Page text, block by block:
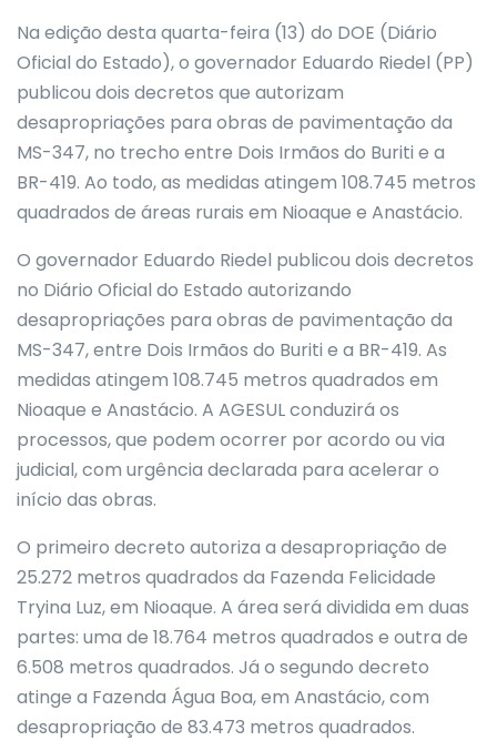
Na edição desta quarta-feira (13) do DOE (Diário
Oficial do Estado), o governador Eduardo Riedel (PP)
publicou dois decretos que autorizam
desapropriações para obras de pavimentação da
MS-347, no trecho entre Dois Irmãos do Buriti e a
BR-419. Ao todo, as medidas atingem 108.745 metros
quadrados de áreas rurais em Nioaque e Anastácio.
O governador Eduardo Riedel publicou dois decretos
no Diário Oficial do Estado autorizando
desapropriações para obras de pavimentação da
MS-347, entre Dois Irmãos do Buriti e a BR-419. As
medidas atingem 108.745 metros quadrados em
Nioaque e Anastácio. A AGESUL conduzirá os
processos, que podem ocorrer por acordo ou via
judicial, com urgência declarada para acelerar o
início das obras.
O primeiro decreto autoriza a desapropriação de
25.272 metros quadrados da Fazenda Felicidade
Tryina Luz, em Nioaque. A área será dividida em duas
partes: uma de 18.764 metros quadrados e outra de
6.508 metros quadrados. Já o segundo decreto
atinge a Fazenda Água Boa, em Anastácio, com
desapropriação de 83.473 metros quadrados.